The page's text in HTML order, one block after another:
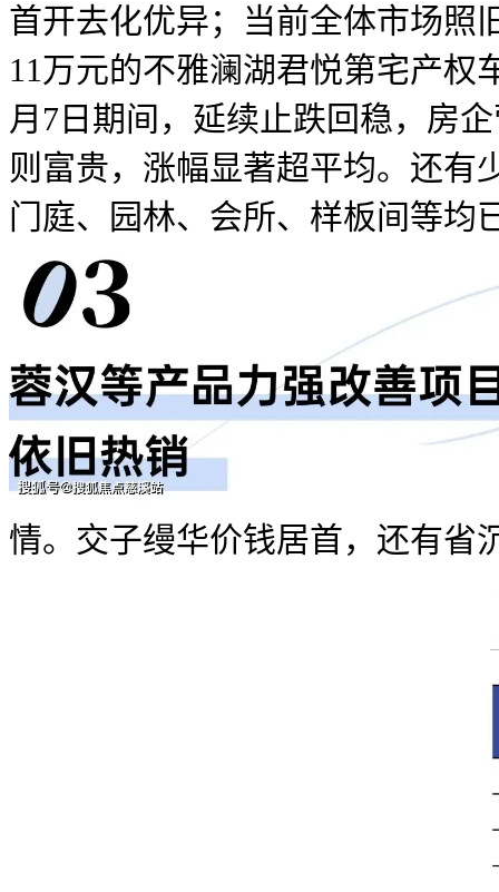
首开去化优异；当前全体市场照
11万元的不雅澜湖君悦第宅产
月7日期间，延续止跌回稳，房
则富贵，涨幅显著超平均。还有
门庭、园林、会所、样板间等均
情。交子缦华价钱居首，还有